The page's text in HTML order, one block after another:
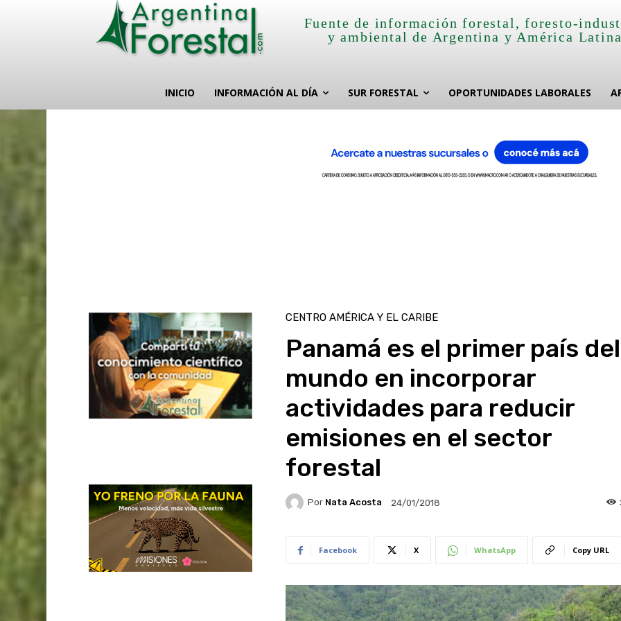
Fuente de información forestal, foresto-
y ambiental de Argentina y América
INICIO INFORMACIÓN AL DÍA SUR FORESTAL OPORTUNIDADES LABORALES
CENTRO AMÉRICA Y EL CARIBE
Panamá es el primer país del
mundo en incorporar
actividades para reducir
emisiones en el sector
forestal
Por Nata Acosta 24/01/2018
Facebook X WhatsApp Copy URL